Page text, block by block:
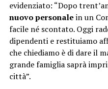
evidenziato: “Dopo
nuovo personalein un
facile né scontato. Oggi
dipendenti e restituiamo
che chiediamo è di dare il
grande famiglia saprà
città”.